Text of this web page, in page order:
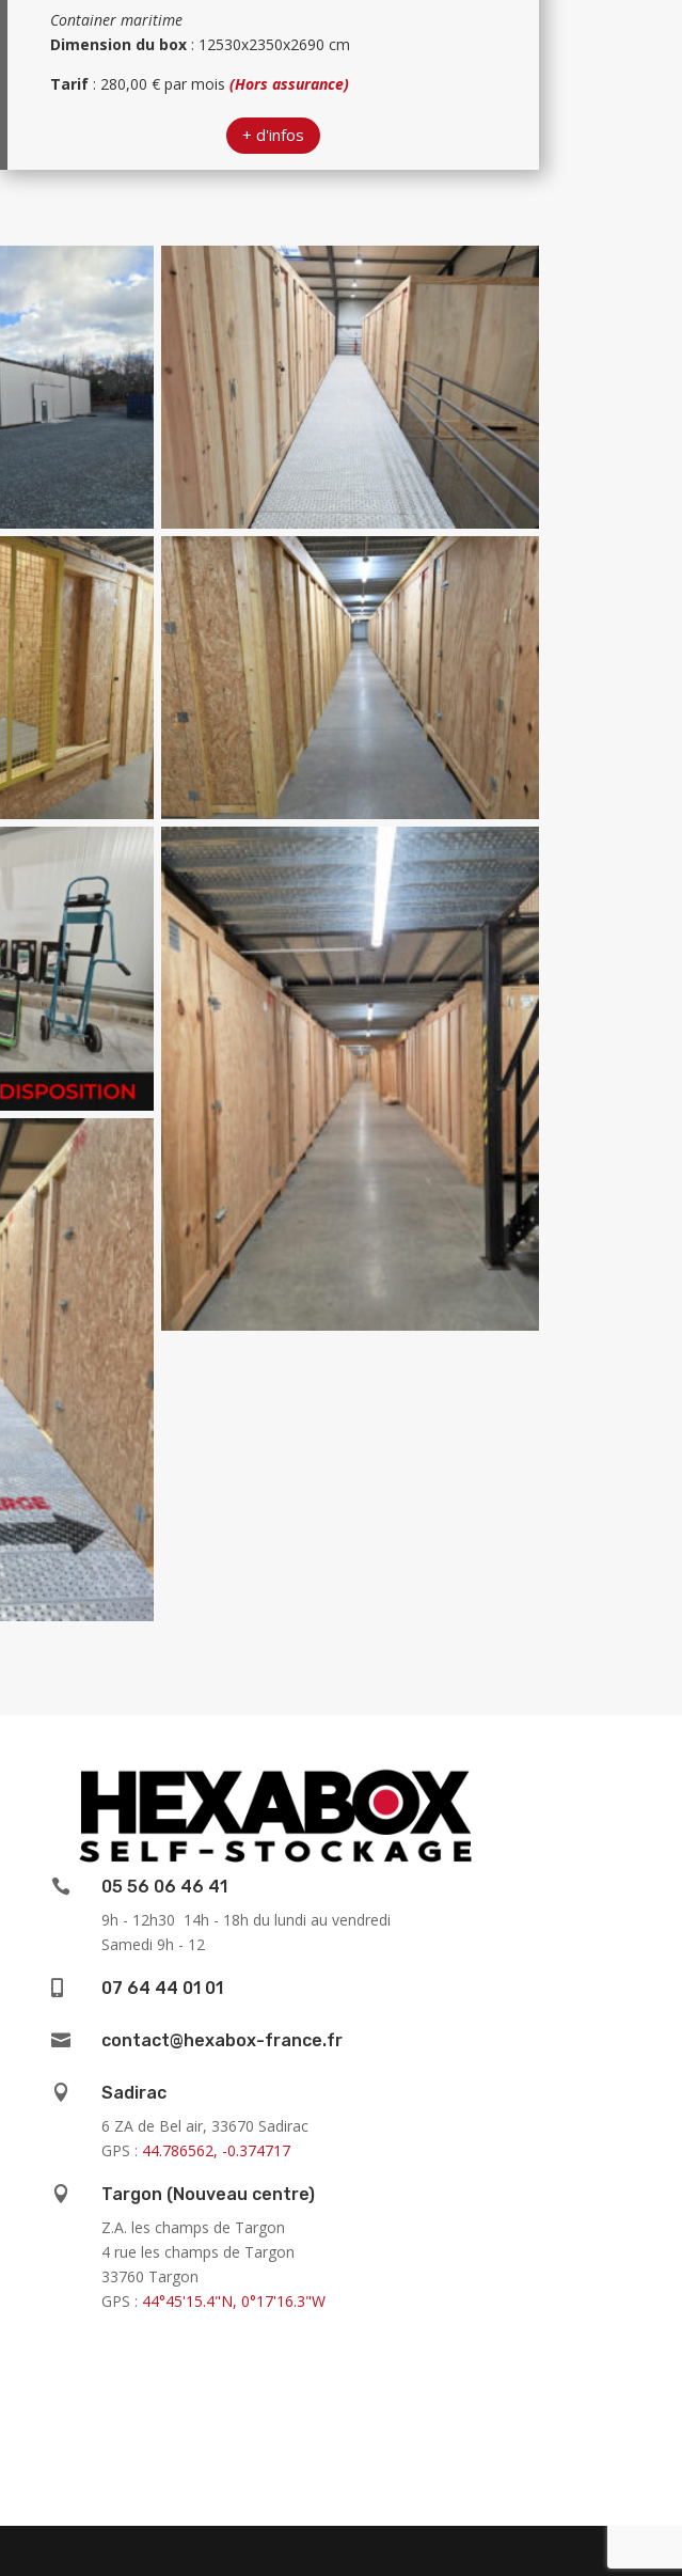
Container maritime
Dimension du box: 12530x2350x2690 cm
Tarif: 280,00 € par mois (Hors assurance)
+ d'infos

05 56 06 46 41
9h - 12h30 14h - 18h du lundi au vendredi
Samedi 9h - 12
07 64 44 01 01
 contact@hexabox-france.fr

Sadirac
6 ZA de Bel air, 33670 Sadirac
GPS : 44.786562, -0.374717

Targon (Nouveau centre)
Z.A. les champs de Targon
4 rue les champs de Targon
33760 Targon
GPS : 44°45'15.4"N, 0°17'16.3"W